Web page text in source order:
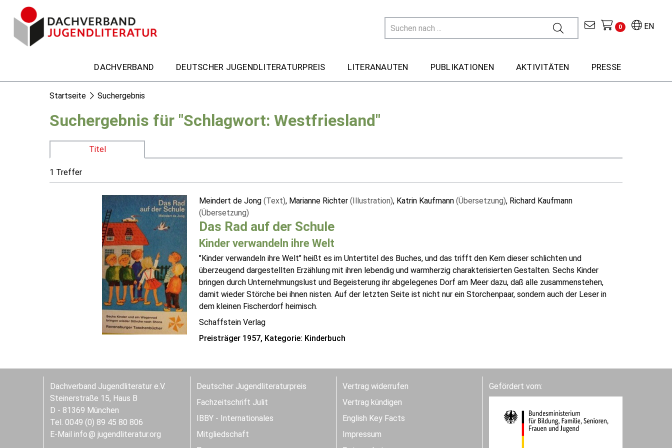
EN
0
DACHVERBAND DEUTSCHER JUGENDLITERATURPREIS LITERANAUTEN PUBLIKATIONEN AKTIVITÄTEN PRESSE
Startseite Suchergebnis
Suchergebnis für "Schlagwort: Westfriesland"
Titel
1 Treffer
Meindert de Jong (Text), Marianne Richter (Illustration), Katrin Kaufmann (Übersetzung), Richard Kaufmann
(Übersetzung)
Das Rad auf der Schule
Kinder verwandeln ihre Welt
"Kinder verwandeln ihre Welt" heißt es im Untertitel des Buches, und das trifft den Kern dieser schlichten und
überzeugend dargestellten Erzählung mit ihren lebendig und warmherzig charakterisierten Gestalten. Sechs Kinder
bringen durch Unternehmungslust und Begeisterung ihr abgelegenes Dorf am Meer dazu, daß alle zusammenstehen,
damit wieder Störche bei ihnen nisten. Auf der letzten Seite ist nicht nur ein Storchenpaar, sondern auch der Leser in
dem kleinen Fischerdorf heimisch.
Schaffstein Verlag
Preisträger 1957, Kategorie: Kinderbuch
Dachverband Jugendliteratur e.V.
Steinerstraße 15, Haus B
D - 81369 München
Tel. 0049 (0) 89 45 80 806
E-Mail info jugendliteratur.org
Deutscher Jugendliteraturpreis
Fachzeitschrift Julit
IBBY - Internationales
Mitgliedschaft
Vertrag widerrufen
Vertrag kündigen
English Key Facts
Impressum
Gefördert vom: